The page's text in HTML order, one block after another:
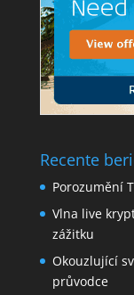
Recente
Porozumění
Vlna live
zážitku
Okouzlující
průvodce